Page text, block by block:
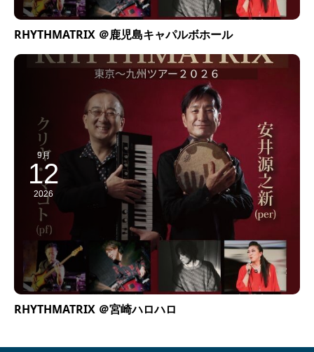
RHYTHMATRIX ＠鹿児島キャパルボホール
9月
12
2026
RHYTHMATRIX ＠宮崎ハロハロ